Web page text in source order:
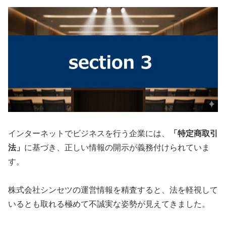
インターネットでビジネスを行う企業には、
「特定商取引
法」 に基づき、正しい情報の開示が義務付けられていま
す。
株式会社シンセツの運営情報を精査すると、法を軽視して
いるとも取れる極めて不誠実な姿勢が見えてきました。